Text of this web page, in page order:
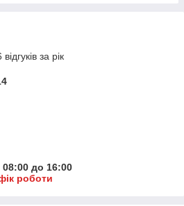
за рік
до 16:00
роботи